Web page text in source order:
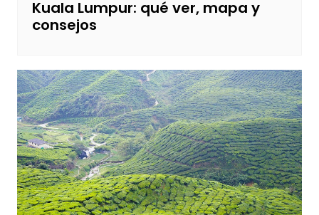
Kuala Lumpur: qué ver, mapa y
consejos